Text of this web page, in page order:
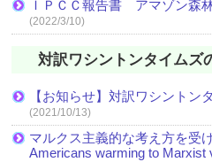
ＩＰＣＣ報告書 アマゾン森
(2022/3/10)
対訳ワシントンタイムズ
【お知らせ】対訳ワシントン
(2021/10/13)
マルクス主義的な考え方を受
Americans warming to Marxist